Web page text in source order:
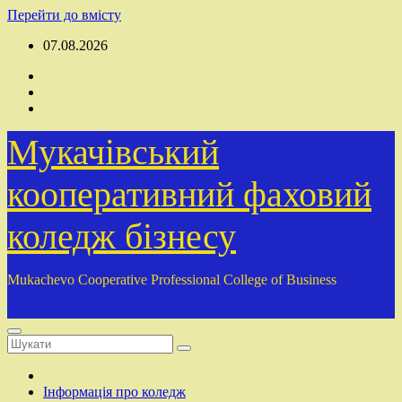
Перейти до вмісту
07.08.2026
Мукачівський
кооперативний фаховий
коледж бізнесу
Mukachevo Cooperative Professional College of Business
Інформація про коледж